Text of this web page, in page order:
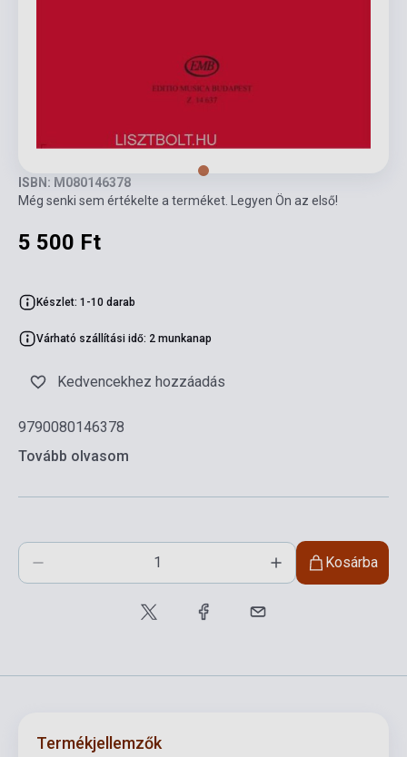
ISBN: M080146378
Még senki sem értékelte a terméket. Legyen Ön az első!
5 500 Ft
Készlet: 1-10 darab
Várható szállítási idő: 2 munkanap
Kedvencekhez hozzáadás
9790080146378
Tovább olvasom
Kosárba
Termékjellemzők